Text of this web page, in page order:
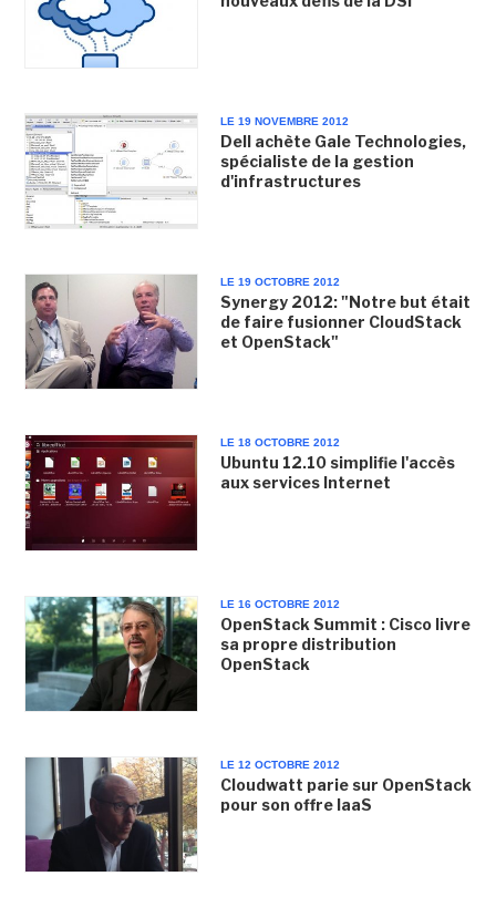
LE 19 NOVEMBRE 2012
Dell achète Gale Technologies,
spécialiste de la gestion
d'infrastructures
LE 19 OCTOBRE 2012
Synergy 2012: "Notre but était
de faire fusionner CloudStack
et OpenStack"
LE 18 OCTOBRE 2012
Ubuntu 12.10 simplifie l'accès
aux services Internet
LE 16 OCTOBRE 2012
OpenStack Summit : Cisco livre
sa propre distribution
OpenStack
LE 12 OCTOBRE 2012
Cloudwatt parie sur OpenStack
pour son offre IaaS